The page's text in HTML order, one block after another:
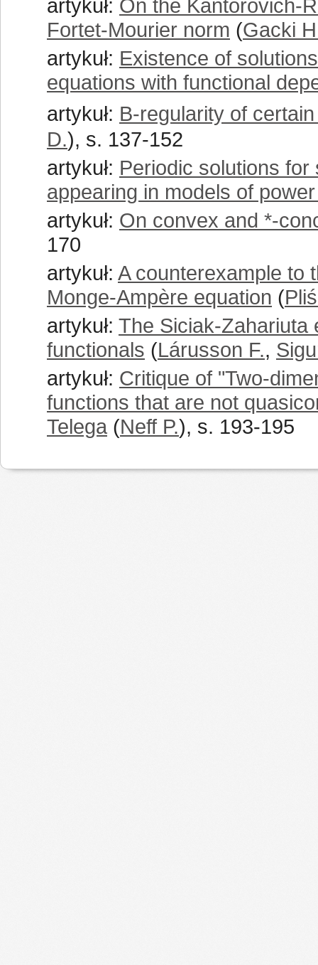
artykuł: On the Kantorovich-
Fortet-Mourier norm (Gacki
artykuł: Existence of
equations with functional
artykuł: B-regularity of
D.), s. 137-152
artykuł: Periodic solutions
appearing in models of
artykuł: On convex and *-
170
artykuł: A counterexample to
Monge-Ampère equation (
artykuł: The Siciak-Zahariuta
functionals (Lárusson F.,
artykuł: Critique of "Two-
functions that are not
Telega (Neff P.), s. 193-195